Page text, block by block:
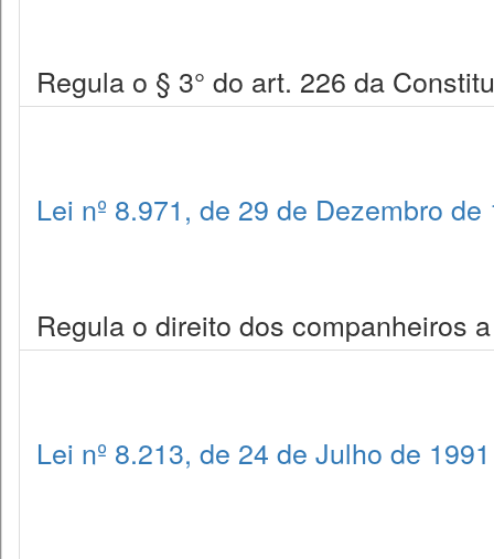
Regula o § 3° do art. 226 da
Lei nº 8.971, de 29 de Dezembro de
Regula o direito dos companheiros
Lei nº 8.213, de 24 de Julho de 1991